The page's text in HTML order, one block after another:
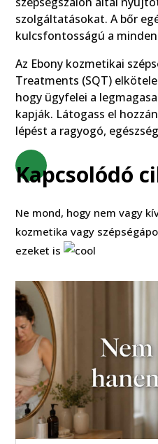
szolgáltatásokat. A bőr
kulcsfontosságú a
Az Ebony kozmetikai
Treatments (SQT)
hogy ügyfelei a
kapják. Látogass el
lépést a ragyogó,
Kapcsolódó
Ne mond, hogy nem vagy
kozmetika vagy
ezeket is